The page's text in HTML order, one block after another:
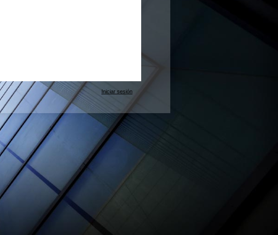
Iniciar sesión